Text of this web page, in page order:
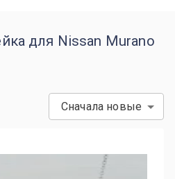
для Nissan Murano
Сначала новые